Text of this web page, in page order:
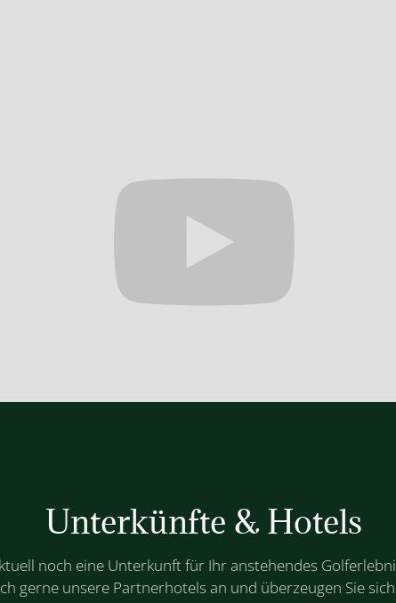
Unterkünfte & Hotels
noch eine Unterkunft für Ihr anstehendes
gerne unsere Partnerhotels an und überzeugen Sie